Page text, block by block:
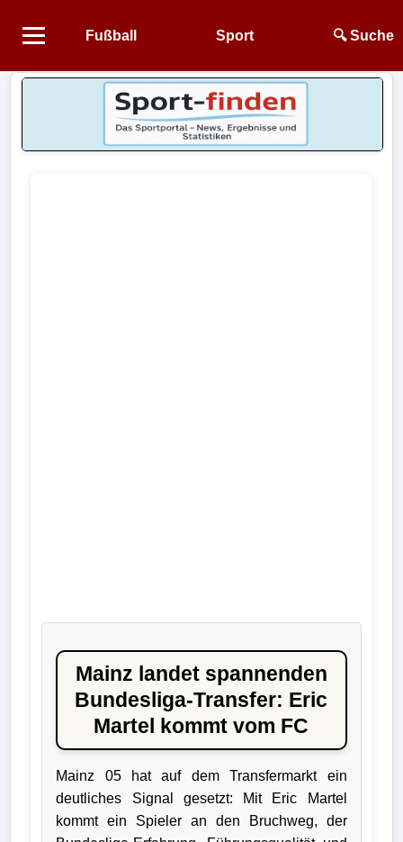
Fußball Sport 🔍 Suche
Startseite
Nationalmannschaft
Wechselgerüchte
Mainz landet spannenden
Bundesliga-Transfer: Eric
Martel kommt vom FC
Mainz 05 hat auf dem Transfermarkt ein
deutliches Signal gesetzt: Mit Eric Martel
kommt ein Spieler an den Bruchweg, der